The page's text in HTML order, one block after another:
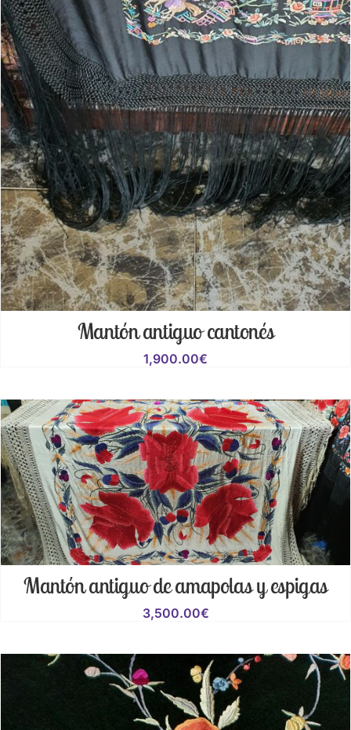
Mantón antiguo cantonés
1,900.00€
Mantón antiguo de amapolas y espigas
3,500.00€